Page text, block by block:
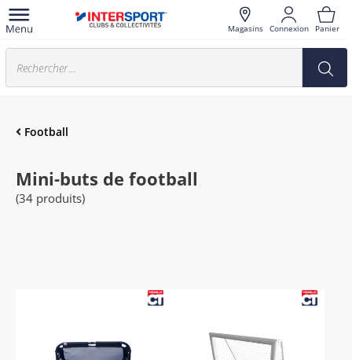
Magasins Connexion Panier
Football
Mini-buts de football
(34 produits)